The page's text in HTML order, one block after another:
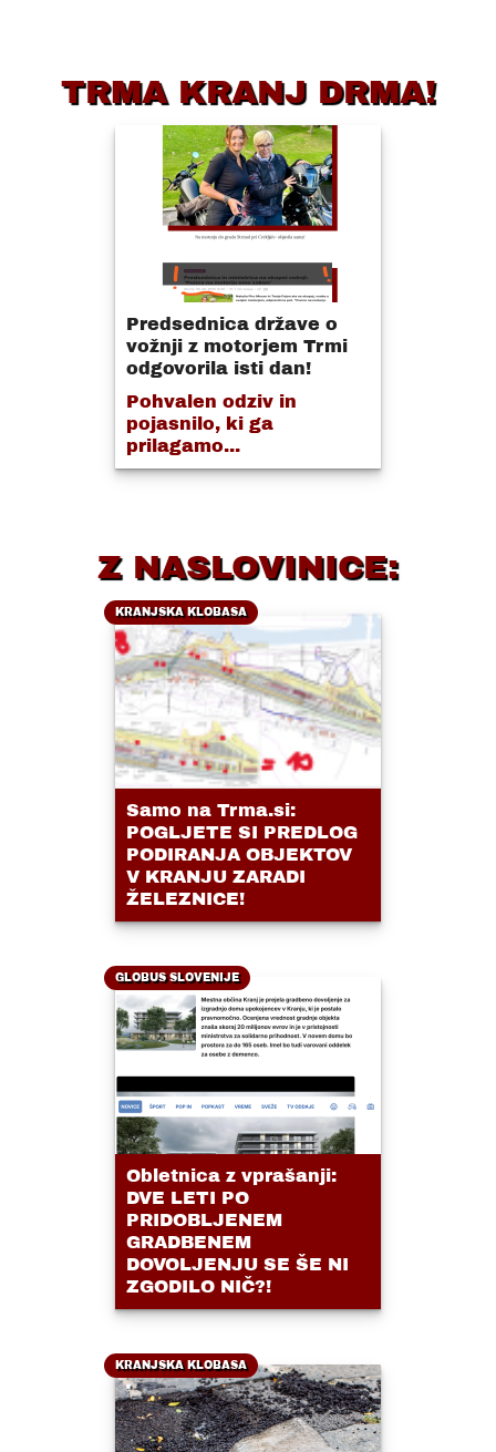
TRMA KRANJ DRMA!
Predsednica države o
vožnji z motorjem Trmi
odgovorila isti dan!
Pohvalen odziv in
pojasnilo, ki ga
prilagamo...
Z NASLOVINICE:
KRANJSKA KLOBASA
Samo na Trma.si:
POGLJETE SI PREDLOG
PODIRANJA OBJEKTOV
V KRANJU ZARADI
ŽELEZNICE!
GLOBUS SLOVENIJE
Obletnica z vprašanji:
DVE LETI PO
PRIDOBLJENEM
GRADBENEM
DOVOLJENJU SE ŠE NI
ZGODILO NIČ?!
KRANJSKA KLOBASA